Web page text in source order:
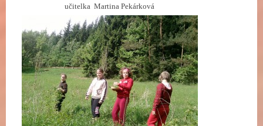
učitelka Martina Pekárková